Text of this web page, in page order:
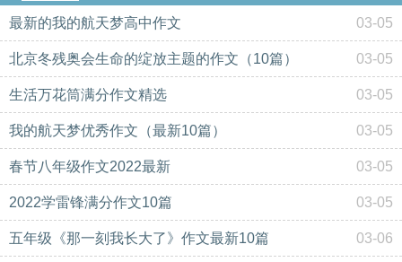
最新的我的航天梦高中作文 03-05
北京冬残奥会生命的绽放主题的作文（10篇） 03-05
生活万花筒满分作文精选 03-05
我的航天梦优秀作文（最新10篇） 03-05
春节八年级作文2022最新 03-05
2022学雷锋满分作文10篇 03-05
五年级《那一刻我长大了》作文最新10篇 03-06